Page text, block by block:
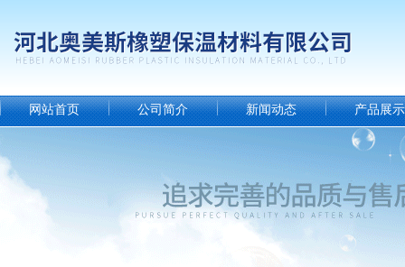
网站首页 公司简介 新闻动态 产品展示